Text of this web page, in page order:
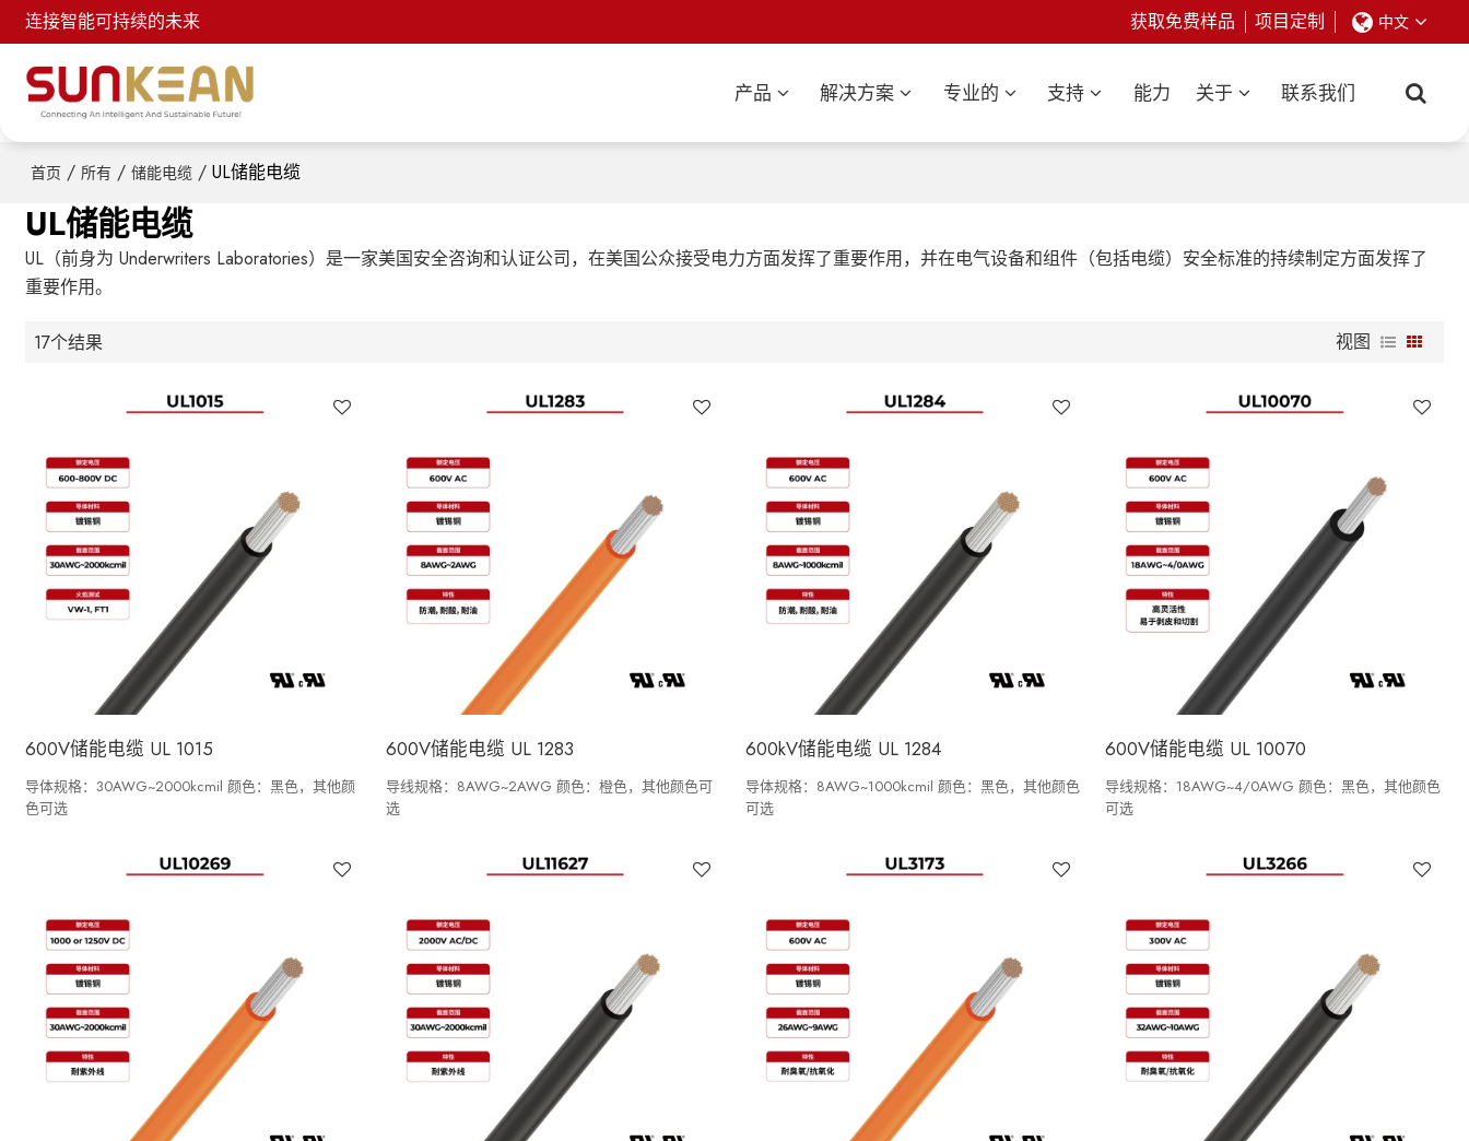
连接智能可持续的未来 获取免费样品 项目定制 中文
产品 解决方案 专业的 支持 能力 关于 联系我们
首页 / 所有 / 储能电缆 / UL储能电缆
UL储能电缆
UL（前身为 Underwriters Laboratories）是一家美国安全咨询和认证公司，在美国公众接受电力方面发挥了重要作用，并在电气设备和组件（包括电缆）安全标准的持续制定方面发挥了
重要作用。
17个结果 视图
600V储能电缆 UL 1015
导体规格：30AWG~2000kcmil 颜色：黑色，其他颜
色可选
600V储能电缆 UL 1283
导线规格：8AWG~2AWG 颜色：橙色，其他颜色可
选
600kV储能电缆 UL 1284
导体规格：8AWG~1000kcmil 颜色：黑色，其他颜色
可选
600V储能电缆 UL 10070
导线规格：18AWG~4/0AWG 颜色：黑色，其他颜色
可选